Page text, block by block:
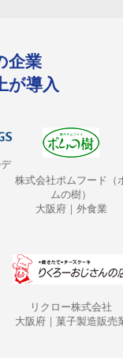
企業
が導入
式会社ポムフード（ポ
ムの樹）
大阪府｜外食業
リクロー株式会社
阪府｜菓子製造販売業